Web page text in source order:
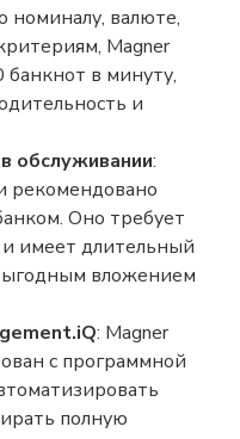
номиналу, валюте,
Magner
в минуту,
и
обслуживании:
рекомендовано
Оно требует
имеет длительный
вложением
: Magner
с программной
полную